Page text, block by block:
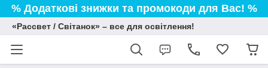
% Додаткові знижки та промокоди для Вас! %
«Рассвет / Світанок» – все для освітлення!